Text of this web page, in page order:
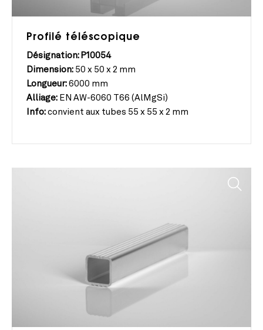
Profilé téléscopique
Désignation: P10054
Dimension: 50 x 50 x 2 mm
Longueur: 6000 mm
Alliage: EN AW-6060 T66 (AlMgSi)
Info: convient aux tubes 55 x 55 x 2 mm